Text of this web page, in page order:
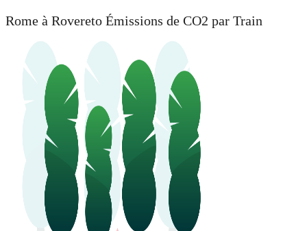
Rome à Rovereto Émissions de CO2 par Train